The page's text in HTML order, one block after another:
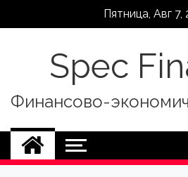
Пятница, Авг 7,
Spec
Финансово-